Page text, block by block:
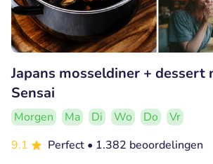
Japans mosseldiner + dessert
Sensai
Morgen Ma Di Wo Do
Vr
9.1
Perfect • 1.382 beoordelingen